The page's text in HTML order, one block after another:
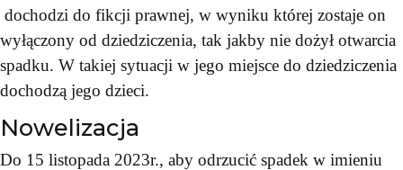
dochodzi do fikcji prawnej, w wyniku której zostaje on
wyłączony od dziedziczenia, tak jakby nie dożył otwarcia
spadku. W takiej sytuacji w jego miejsce do dziedziczenia
dochodzą jego dzieci.
Nowelizacja
Do 15 listopada 2023r., aby odrzucić spadek w imieniu